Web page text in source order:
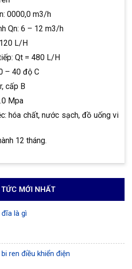
0000,0 m3/h
Qn: 6 – 12 m3/h
L/H
Qt = 480 L/H
– 40 độ C
cấp B
Mpa
hóa chất, nước sạch, đồ uống vi
12 tháng.
MỚI NHẤT
đĩa là gì
ren điều khiển điện